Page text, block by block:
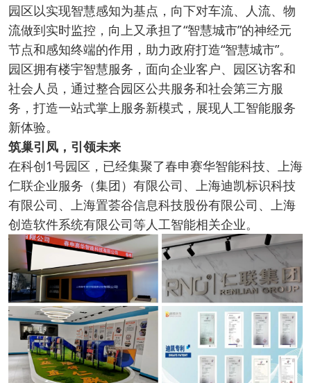
园区以实现智慧感知为基点，向下对车流、人流、物
流做到实时监控，向上又承担了“智慧城市”的神经元
节点和感知终端的作用，助力政府打造“智慧城市”。
园区拥有楼宇智慧服务，面向企业客户、园区访客和
社会人员，通过整合园区公共服务和社会第三方服
务，打造一站式掌上服务新模式，展现人工智能服务
新体验。
筑巢引凤，引领未来
在科创1号园区，已经集聚了春申赛华智能科技、上海
仁联企业服务（集团）有限公司、上海迪凯标识科技
有限公司、上海置荟谷信息科技股份有限公司、上海
创造软件系统有限公司等人工智能相关企业。